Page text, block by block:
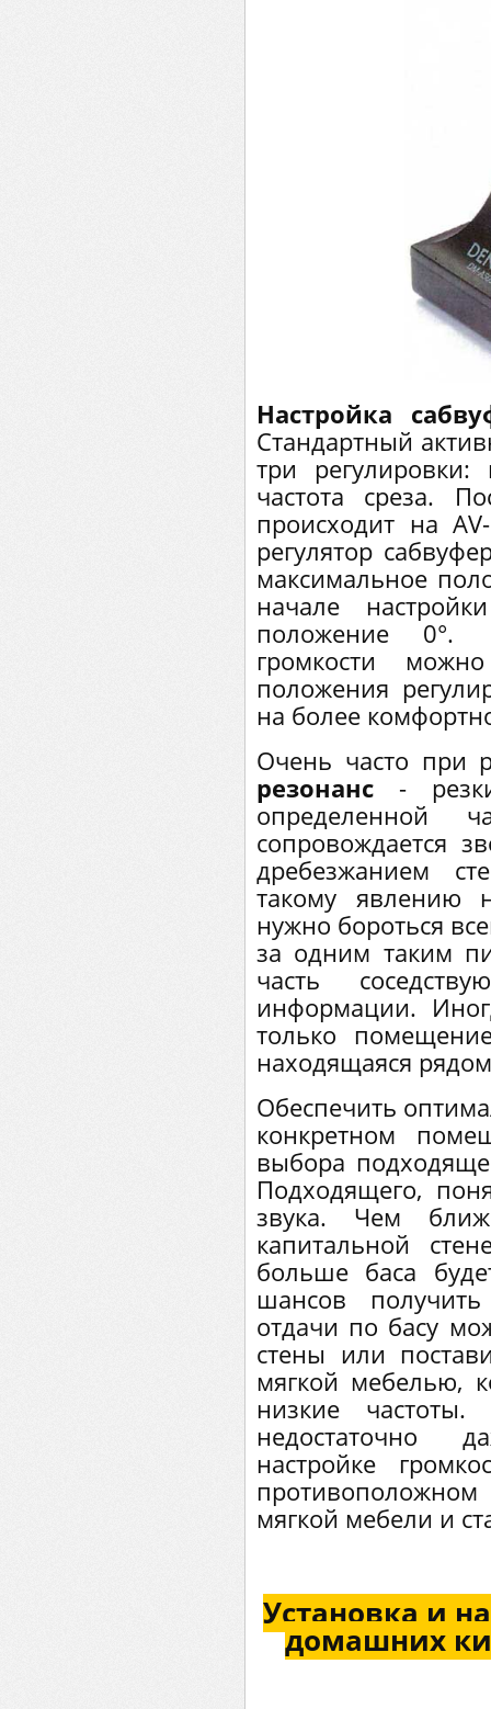
Настройка
Стандартный
три регулировки:
частота среза.
происходит на
регулятор
максимальное
начале
положение 0°.
громкости
положения
на более
Очень часто при
резонанс -
определенной
сопровождается
дребезжанием
такому явлению
нужно бороться
за одним таким
часть
информации.
только
находящаяся
Обеспечить
конкретном
выбора
Подходящего,
звука. Чем
капитальной
больше баса
шансов
отдачи по басу
стены или
мягкой мебелью,
низкие
недостаточно
настройке
мягкой мебели и
Установка и
домашних